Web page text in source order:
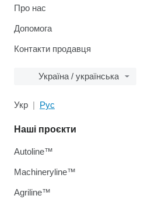
Про нас
Допомога
Контакти продавця
Україна / українська
Укр Рус
Наші проєкти
Autoline™
Machineryline™
Agriline™